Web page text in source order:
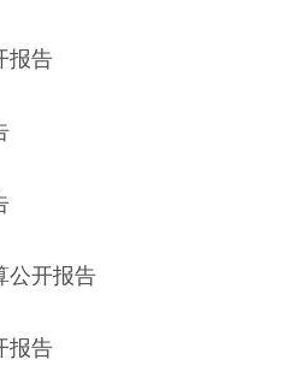
报告
公开报告
报告